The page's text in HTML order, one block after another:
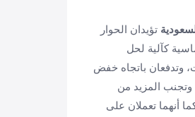
تؤيدان الحوار
كآلية لحل
وتدفعان باتجاه خفض
وتجنب المزيد من
أنهما تعملان على